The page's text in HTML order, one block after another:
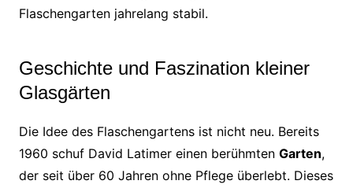
Flaschengarten jahrelang stabil.
Geschichte und Faszination kleiner
Glasgärten
Die Idee des Flaschengartens ist nicht neu. Bereits
1960 schuf David Latimer einen berühmten Garten,
der seit über 60 Jahren ohne Pflege überlebt. Dieses